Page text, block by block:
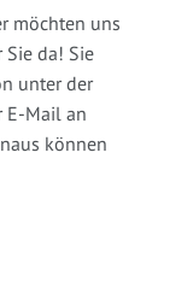
möchten uns
da! Sie
unter der
E-Mail an
können